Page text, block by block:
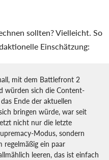
sollten? Vielleicht. So
Einschätzung:
mit dem Battlefront 2
würden sich die Content-
Ende der aktuellen
bringen würde, war seit
nicht nur die letzte
Modus, sondern
regelmäßig ein paar
leeren, das ist einfach